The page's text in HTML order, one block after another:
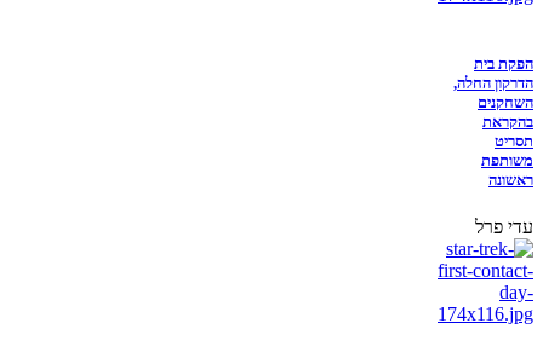
הפקת בית
הדרקון החלה,
השחקנים
בהקראת
תסריט
משותפת
ראשונה
עדי פרל